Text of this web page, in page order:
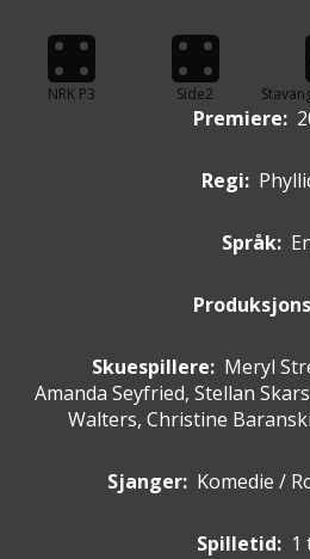
NRK P3 Side2
Premiere:
Regi:
Språk:
Skuespillere: Meryl
Amanda Seyfried, Stellan
Walters, Christine
Sjanger: Komedie /
Spilletid: 1